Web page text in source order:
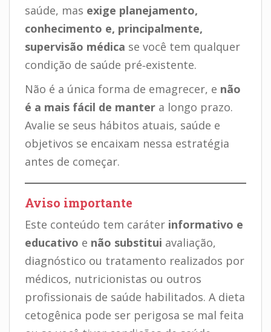
saúde, mas exige planejamento,
conhecimento e, principalmente,
supervisão médica se você tem qualquer
condição de saúde pré‑existente.
Não é a única forma de emagrecer, e não
é a mais fácil de manter a longo prazo.
Avalie se seus hábitos atuais, saúde e
objetivos se encaixam nessa estratégia
antes de começar.
Aviso importante
Este conteúdo tem caráter informativo e
educativo e não substitui avaliação,
diagnóstico ou tratamento realizados por
médicos, nutricionistas ou outros
profissionais de saúde habilitados. A dieta
cetogênica pode ser perigosa se mal feita